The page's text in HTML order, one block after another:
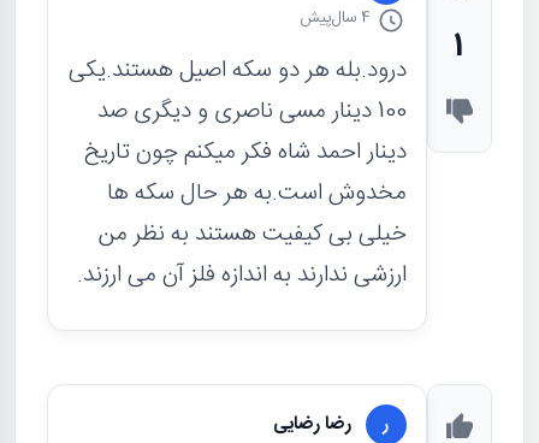
1
4 سال پیش
درود.بله هر دو سکه اصیل هستند.یکی
100 دینار مسی ناصری و دیگری صد
دینار احمد شاه فکر میکنم چون تاریخ
مخدوش است.به هر حال سکه ها
خیلی بی کیفیت هستند به نظر من
ارزشی ندارند به اندازه فلز آن می ارزند.
ر رضا رضایی